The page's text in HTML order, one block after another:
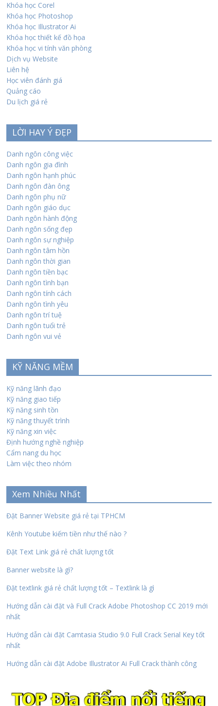
Khóa học Corel
Khóa học Photoshop
Khóa học Illustrator Ai
Khóa học thiết kế đồ họa
Khóa học vi tính văn phòng
Dịch vụ Website
Liên hệ
Học viên đánh giá
Quảng cáo
Du lịch giá rẻ
LỜI HAY Ý ĐẸP
Danh ngôn công việc
Danh ngôn gia đình
Danh ngôn hạnh phúc
Danh ngôn đàn ông
Danh ngôn phụ nữ
Danh ngôn giáo dục
Danh ngôn hành động
Danh ngôn sống đẹp
Danh ngôn sự nghiệp
Danh ngôn tâm hồn
Danh ngôn thời gian
Danh ngôn tiền bạc
Danh ngôn tình bạn
Danh ngôn tính cách
Danh ngôn tình yêu
Danh ngôn trí tuệ
Danh ngôn tuổi trẻ
Danh ngôn vui vẻ
KỸ NĂNG MỀM
Kỹ năng lãnh đạo
Kỹ năng giao tiếp
Kỹ năng sinh tồn
Kỹ năng thuyết trình
Kỹ năng xin việc
Định hướng nghề nghiệp
Cẩm nang du học
Làm việc theo nhóm
Xem Nhiều Nhất
Đặt Banner Website giá rẻ tại TPHCM
Kênh Youtube kiếm tiền như thế nào ?
Đặt Text Link giá rẻ chất lượng tốt
Banner website là gì?
Đặt textlink giá rẻ chất lượng tốt – Textlink là gì
Hướng dẫn cài đặt và Full Crack Adobe Photoshop CC 2019 mới
nhất
Hướng dẫn cài đặt Camtasia Studio 9.0 Full Crack Serial Key tốt
nhất
Hướng dẫn cài đặt Adobe Illustrator Ai Full Crack thành công